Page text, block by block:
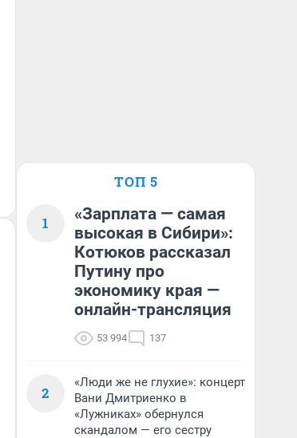
ТОП 5
1
«Зарплата — самая
высокая в Сибири»:
Котюков рассказал
Путину про
экономику края —
онлайн-трансляция
53 994 137
2
«Люди же не глухие»: концерт
Вани Дмитриенко в
«Лужниках» обернулся
скандалом — его сестру